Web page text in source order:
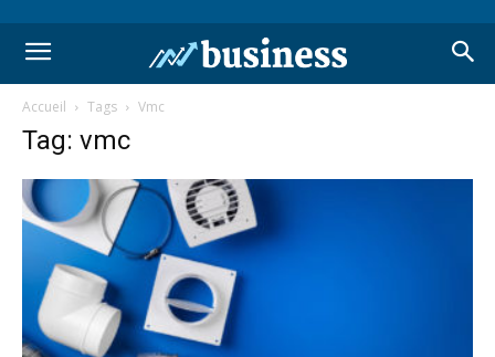
Accueil Tags Vmc
Tag: vmc